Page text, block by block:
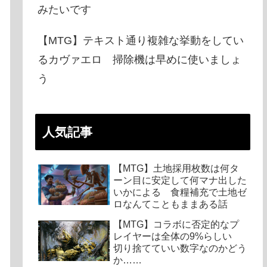
みたいです
【MTG】テキスト通り複雑な挙動をしてい
るカヴァエロ 掃除機は早めに使いましょ
う
人気記事
【MTG】土地採用枚数は何タ
ーン目に安定して何マナ出した
いかによる 食糧補充で土地ゼ
ロなんてこともままある話
【MTG】コラボに否定的なプ
レイヤーは全体の9%らしい
切り捨てていい数字なのかどう
か……